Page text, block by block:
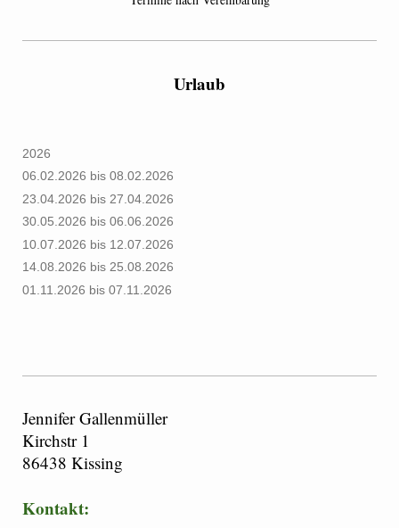
Urlaub
2026
06.02.2026 bis 08.02.2026
23.04.2026 bis 27.04.2026
30.05.2026 bis 06.06.2026
10.07.2026 bis 12.07.2026
14.08.2026 bis 25.08.2026
01.11.2026 bis 07.11.2026
Jennifer Gallenmüller
Kirchstr 1
86438 Kissing
Kontakt: